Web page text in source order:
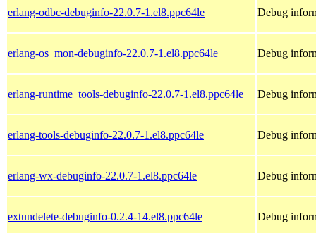
erlang-odbc-debuginfo-22.0.7-1.el8.ppc64le Debug
erlang-os_mon-debuginfo-22.0.7-1.el8.ppc64le Debug
erlang-runtime_tools-debuginfo-22.0.7-1.el8.ppc64le Debug
erlang-tools-debuginfo-22.0.7-1.el8.ppc64le Debug
erlang-wx-debuginfo-22.0.7-1.el8.ppc64le Debug
extundelete-debuginfo-0.2.4-14.el8.ppc64le Debug